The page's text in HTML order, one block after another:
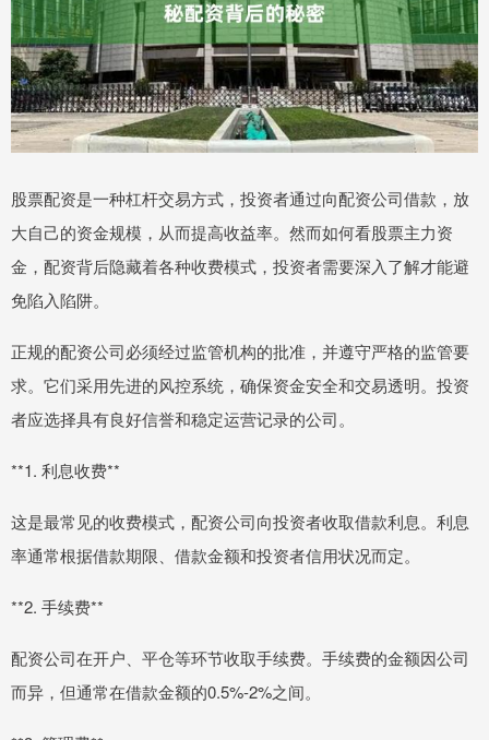
股票配资是一种杠杆交易方式，投资者通过向配资公司借款，放
大自己的资金规模，从而提高收益率。然而如何看股票主力资
金，配资背后隐藏着各种收费模式，投资者需要深入了解才能避
免陷入陷阱。
正规的配资公司必须经过监管机构的批准，并遵守严格的监管要
求。它们采用先进的风控系统，确保资金安全和交易透明。投资
者应选择具有良好信誉和稳定运营记录的公司。
**1. 利息收费**
这是最常见的收费模式，配资公司向投资者收取借款利息。利息
率通常根据借款期限、借款金额和投资者信用状况而定。
**2. 手续费**
配资公司在开户、平仓等环节收取手续费。手续费的金额因公司
而异，但通常在借款金额的0.5%-2%之间。